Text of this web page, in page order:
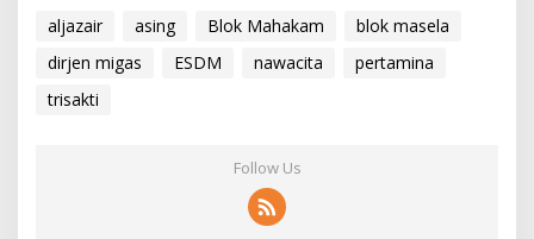
aljazair asing Blok Mahakam
blok masela
dirjen migas
ESDM nawacita
pertamina
trisakti
Follow Us